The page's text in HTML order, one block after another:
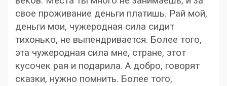
свое проживание деньги платишь. Рай мой,
деньги мои, чужеродная сила сидит
тихонько, не выпендривается. Более того,
эта чужеродная сила мне, стране, этот
кусочек рая и подарила. А добро, говорят
сказки, нужно помнить. Более того,